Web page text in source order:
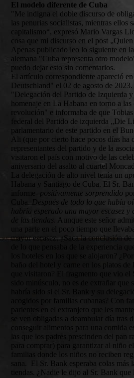
El modelo diferente de Cuba
"Me indigna el doble discurso de
las penurias socialistas, mientras ellos
capitalismo“, expresó Mario Vargas
cosa que mi discurso en el post
Apenas publicado leo lo siguiente en
alemana "Cuba representa otro
puedo dejar esto sin comentarios.
El artículo correspondiente apareció
Deutschland" el 02 de agosto de
"Delegación del Partido de Izquierda
homenaje en La Habana en torno a las
revolución" e informaba de que
federal del Partido de izquierda „Die
parlamentario de este partido en el
Ali (que por cierto hace pocos días
representantes del partido y de la
visitaron el país con motivo de las
aniversario del asalto al cuartel
La delegación de alto nivel tenía un
Habana y Santiago de Cuba. El Sr.
positivamente sorprendido
Después de todo lo que había
habría esperado una mayor escasez
de las tiendas . Aunque este señor
una parte en el poco tiempo que
mayor escasez. ¿Saca la conclusión de
de lo que pensaba de la experiencia
los hoteles en los que se alojaron?
baño del hotel y carne en los platos de
que visitaron? El fragmento que vio el
sido minúsculo, no es de extrañar que
habría sido si el Sr. Bank y su
acogidos por familias cubanas? Con
parientes en el extranjero que les
se ven obligadas a deambular día tras
conseguir alimentos para una comida
las que los padres prescinden del pan
para comprar) para garantizar al niño
familias donde los niños no reciben
sana. El Sr. Bank esperaba colas más
tiendas. ¿Nadie le dijo al Sr. Bank que